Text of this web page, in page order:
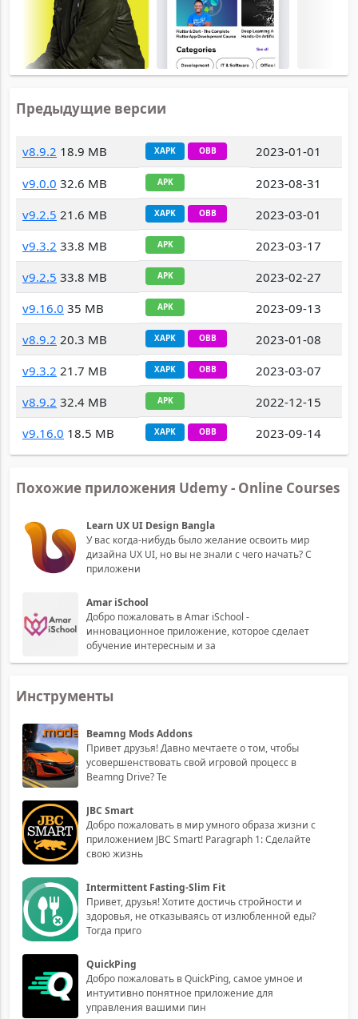
Предыдущие версии
v8.9.2 18.9 MB XAPK OBB
2023-01-01
v9.0.0 32.6 MB APK
2023-08-31
v9.2.5 21.6 MB XAPK OBB
2023-03-01
v9.3.2 33.8 MB APK
2023-03-17
v9.2.5 33.8 MB APK
2023-02-27
v9.16.0 35 MB APK
2023-09-13
v8.9.2 20.3 MB XAPK OBB
2023-01-08
v9.3.2 21.7 MB XAPK OBB
2023-03-07
v8.9.2 32.4 MB APK
2022-12-15
v9.16.0 18.5 MB XAPK OBB 2023-09-14
Похожие приложения Udemy - Online Courses
Learn UX UI Design Bangla
У вас когда-нибудь было желание освоить мир
дизайна UX UI, но вы не знали с чего начать? С
приложени
Amar iSchool
Добро пожаловать в Amar iSchool -
инновационное приложение, которое сделает
обучение интересным и за
Инструменты
Beamng Mods Addons
Привет друзья! Давно мечтаете о том, чтобы
усовершенствовать свой игровой процесс в
Beamng Drive? Те
JBC Smart
Добро пожаловать в мир умного образа жизни с
приложением JBC Smart! Paragraph 1: Сделайте
свою жизнь
Intermittent Fasting-Slim Fit
Привет, друзья! Хотите достичь стройности и
здоровья, не отказываясь от излюбленной еды?
Тогда приго
QuickPing
Добро пожаловать в QuickPing, самое умное и
интуитивно понятное приложение для
управления вашими пин